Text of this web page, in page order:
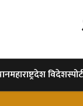
महाराष्ट्रदेश विदेशस्पोर्ट